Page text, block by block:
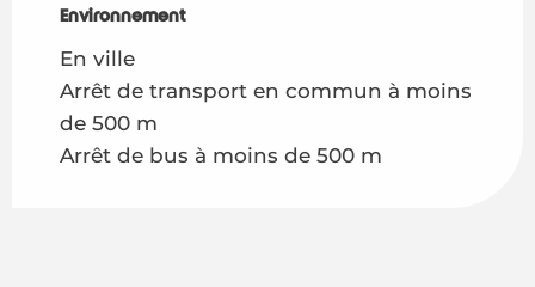
Environnement
Environnement
En ville
Arrêt de transport en commun à moins
de 500 m
Arrêt de bus à moins de 500 m